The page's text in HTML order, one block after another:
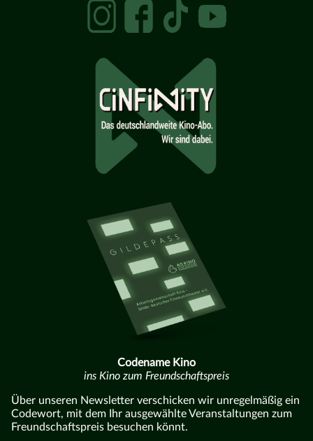
Codename Kino
ins Kino zum Freundschaftspreis
Über unseren Newsletter verschicken wir unregelmäßig ein
Codewort, mit dem Ihr ausgewählte Veranstaltungen zum
Freundschaftspreis besuchen könnt.